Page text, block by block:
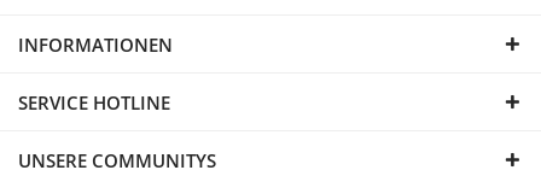
INFORMATIONEN
SERVICE HOTLINE
UNSERE COMMUNITYS